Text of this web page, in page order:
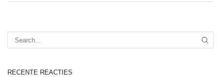
RECENTE REACTIES